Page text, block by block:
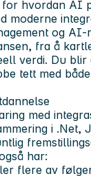
for hvordan AI
moderne
og
fra å
verdi. Du
tett med
med
i .Net,
har:
flere av